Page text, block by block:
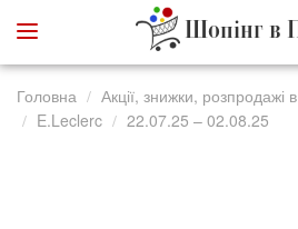
Шопінг в
Головна
Акції, знижки,
E.Leclerc
22.07.25 – 02.08.25